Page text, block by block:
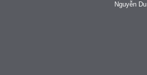
Nguyễn Du